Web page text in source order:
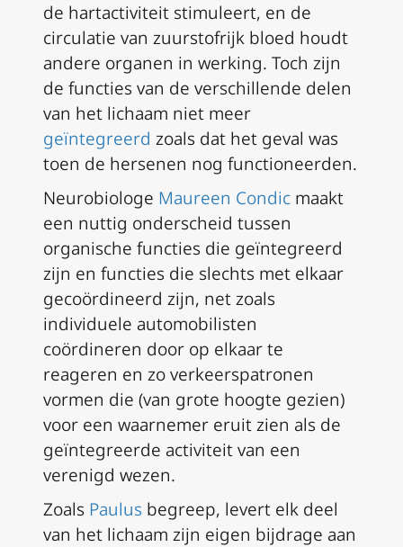
de hartactiviteit stimuleert, en de
circulatie van zuurstofrijk bloed houdt
andere organen in werking. Toch zijn
de functies van de verschillende delen
van het lichaam niet meer
geïntegreerd zoals dat het geval was
toen de hersenen nog functioneerden.
Neurobiologe Maureen Condic maakt
een nuttig onderscheid tussen
organische functies die geïntegreerd
zijn en functies die slechts met elkaar
gecoördineerd zijn, net zoals
individuele automobilisten
coördineren door op elkaar te
reageren en zo verkeerspatronen
vormen die (van grote hoogte gezien)
voor een waarnemer eruit zien als de
geïntegreerde activiteit van een
verenigd wezen.
Zoals Paulus begreep, levert elk deel
van het lichaam zijn eigen bijdrage aan